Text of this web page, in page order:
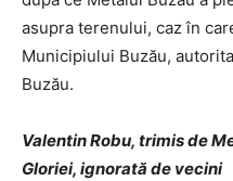
asupra terenului, caz în
Municipiului Buzău,
Buzău.
Valentin Robu, trimis de
Gloriei, ignorată de vecini